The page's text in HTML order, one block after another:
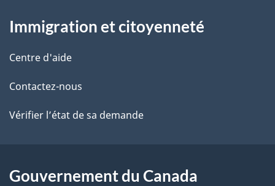
i
l
s
d
l
propos
de
ce
site
Immigration et citoyenneté
Centre d'aide
Contactez-nous
Vérifier l’état de sa demande
Gouvernement du Canada